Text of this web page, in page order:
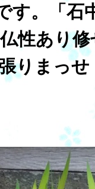
す。「石
性あり
りまっ